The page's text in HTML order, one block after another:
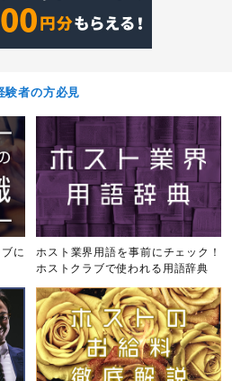
験者の方必見
に
ホスト業界用語を事前にチェック！
ホストクラブで使われる用語辞典